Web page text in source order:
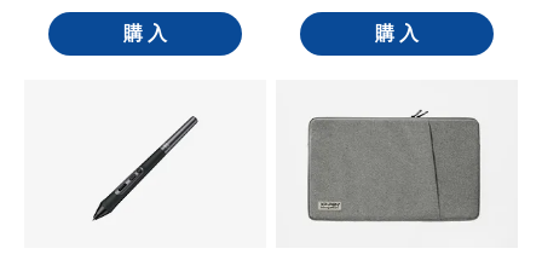
購 入 購 入